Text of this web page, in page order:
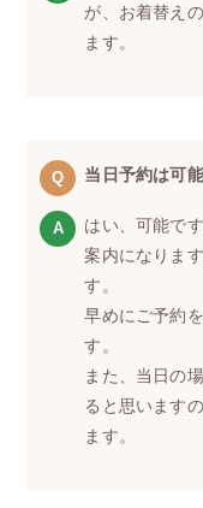
が、お着替え
ます。
当日予約は可
はい、可能で
案内になりま
す。
早めにご予約
す。
また、当日の
ると思います
ます。